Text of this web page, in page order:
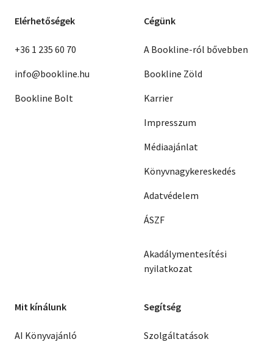
Elérhetőségek
+36 1 235 60 70
info@bookline.hu
Bookline Bolt
Cégünk
A Bookline-ról bővebben
Bookline Zöld
Karrier
Impresszum
Médiaajánlat
Könyvnagykereskedés
Adatvédelem
ÁSZF
Akadálymentesítési
nyilatkozat
Mit kínálunk
AI Könyvajánló
Segítség
Szolgáltatások